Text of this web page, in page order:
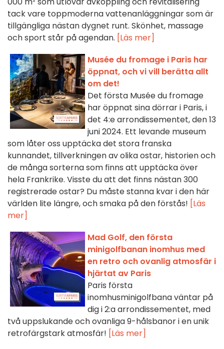
tack vare toppmoderna vattenanläggningar som är
tillgängliga nästan dygnet runt. Skönhet, massage
och sport står på agendan. [Läs mer]
Musée du fromage i Paris har
öppnat, och vi vill berätta allt
om det!
Det första Musée du fromage
har öppnat sina dörrar i Paris, i
det 4:e arrondissementet, den 13
juni 2024. Ett levande museum
som låter oss upptäcka det stora franska
kunnandet, tillverkningen av olika ostar, historien och
de många sorterna som finns att upptäcka över
hela Frankrike. Visste du att det finns nästan 300
registrerade ostar? Du måste stanna kvar i den här
världen lite längre, och smaka på den förstås! [Läs
mer]
Mad Golf, den första
minigolfbanan inomhus med
en retro och ovanlig atmosfär i
hjärtat av Paris
Paris första
inomhusminigolfbana väntar på
dig i 2:a arrondissementet, med
två uppslukande och ovanliga 9-hålsbanor i en unik
retrofärgstark atmosfär! [Läs mer]